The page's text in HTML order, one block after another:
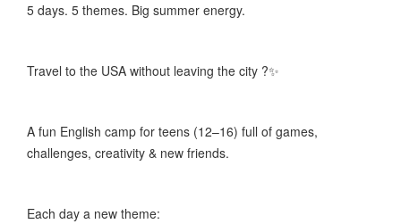
5 days. 5 themes. Big summer energy.
Travel to the USA without leaving the city ?✨
A fun English camp for teens (12–16) full of games,
challenges, creativity & new friends.
Each day a new theme: